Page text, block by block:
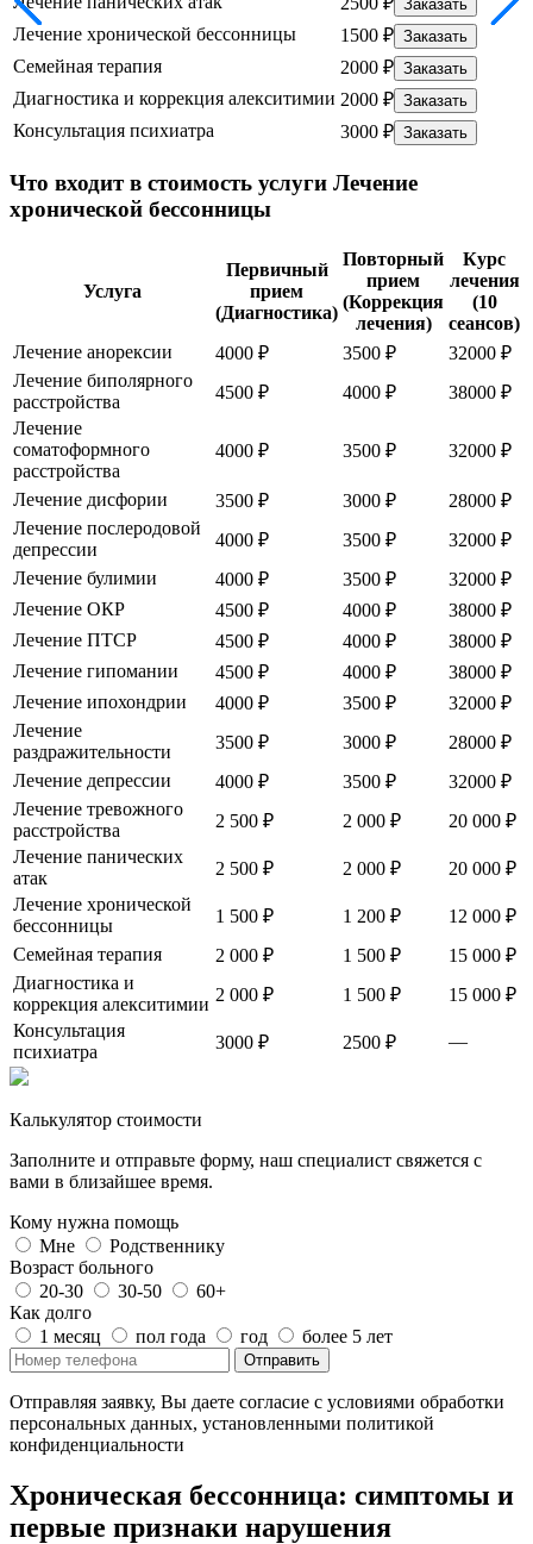
Заказать
Лечение хронической бессонницы 1500 ₽ Заказать
Семейная терапия 2000 ₽ Заказать
Диагностика и коррекция алекситимии 2000 ₽ Заказать
Консультация психиатра 3000 ₽ Заказать
Что входит в стоимость услуги Лечение
хронической бессонницы
Услуга
Первичный
прием
(Диагностика)
Повторный
прием
(Коррекция
лечения)
Курс
лечения
(10
сеансов)
Лечение анорексии
4000 ₽ 3500 ₽
32000 ₽
Лечение биполярного
расстройства
4500 ₽ 4000 ₽
38000 ₽
Лечение
соматоформного
расстройства
4000 ₽ 3500 ₽ 32000 ₽
Лечение дисфории 3500 ₽ 3000 ₽
28000 ₽
Лечение послеродовой
депрессии
4000 ₽ 3500 ₽
32000 ₽
Лечение булимии
4000 ₽ 3500 ₽
32000 ₽
Лечение ОКР
4500 ₽ 4000 ₽
38000 ₽
Лечение ПТСР
4500 ₽ 4000 ₽
38000 ₽
Лечение гипомании
4500 ₽ 4000 ₽
38000 ₽
Лечение ипохондрии
4000 ₽ 3500 ₽
32000 ₽
Лечение
раздражительности
3500 ₽ 3000 ₽
28000 ₽
Лечение депрессии
4000 ₽ 3500 ₽
32000 ₽
Лечение тревожного
расстройства
2 500 ₽ 2 000 ₽
20 000 ₽
Лечение панических
атак
2 500 ₽ 2 000 ₽
20 000 ₽
Лечение хронической
бессонницы
1 500 ₽ 1 200 ₽
12 000 ₽
Семейная терапия
2 000 ₽ 1 500 ₽
15 000 ₽
Диагностика и
коррекция алекситимии 2 000 ₽ 1 500 ₽
15 000 ₽
Консультация
психиатра
3000 ₽ 2500 ₽ —
Калькулятор стоимости
Заполните и отправьте форму, наш специалист свяжется с
вами в близайшее время.
Кому нужна помощь
Мне
Родственнику
Возраст больного
20-30
30-50
60+
Как долго
1 месяц
пол года год более 5 лет
Отправить
Отправляя заявку, Вы даете согласие с условиями обработки
персональных данных, установленными политикой
конфиденциальности
Хроническая бессонница: симптомы и
первые признаки нарушения